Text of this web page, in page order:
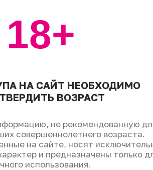
НА САЙТ НЕОБХОДИМО
ВОЗРАСТ
не рекомендованную
совершеннолетнего возраста.
на сайте, носят
и предназначены только
использования.
18+